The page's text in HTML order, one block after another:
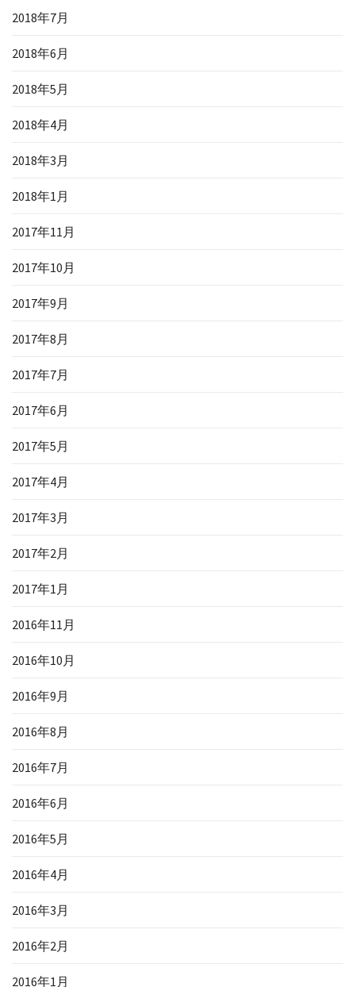
2018年7月
2018年6月
2018年5月
2018年4月
2018年3月
2018年1月
2017年11月
2017年10月
2017年9月
2017年8月
2017年7月
2017年6月
2017年5月
2017年4月
2017年3月
2017年2月
2017年1月
2016年11月
2016年10月
2016年9月
2016年8月
2016年7月
2016年6月
2016年5月
2016年4月
2016年3月
2016年2月
2016年1月